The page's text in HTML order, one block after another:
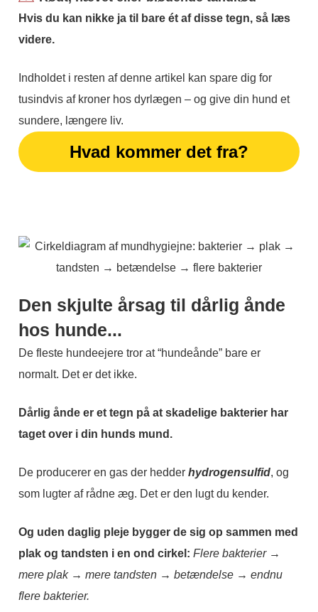
Hvis du kan nikke ja til bare ét af disse tegn, så læs
videre.
Indholdet i resten af denne artikel kan spare dig for
tusindvis af kroner hos dyrlægen – og give din hund et
sundere, længere liv.
Hvad kommer det fra?
Den skjulte årsag til dårlig ånde
hos hunde...
De fleste hundeejere tror at “hundeånde” bare er
normalt. Det er det ikke.
Dårlig ånde er et tegn på at skadelige bakterier har
taget over i din hunds mund.
De producerer en gas der hedder hydrogensulfid, og
som lugter af rådne æg. Det er den lugt du kender.
Og uden daglig pleje bygger de sig op sammen med
plak og tandsten i en ond cirkel: Flere bakterier →
mere plak → mere tandsten → betændelse → endnu
flere bakterier.